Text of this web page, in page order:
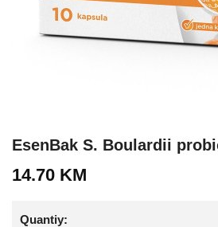
EsenBak S. Boulardii
14.70 KM
Quantiy: